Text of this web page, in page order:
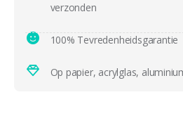
verzonden
100% Tevredenheidsgarantie
Op papier, acrylglas,